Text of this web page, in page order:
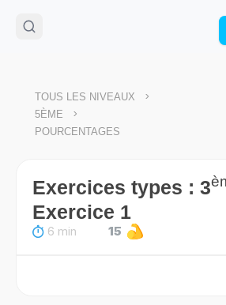
🌴Cahier de vacances offert
:
Télécharge ton PDF gratuit
TOUS LES NIVEAUX >
5ÈME >
POURCENTAGES
Exercices types : 3
Exercice 1
6 min 15